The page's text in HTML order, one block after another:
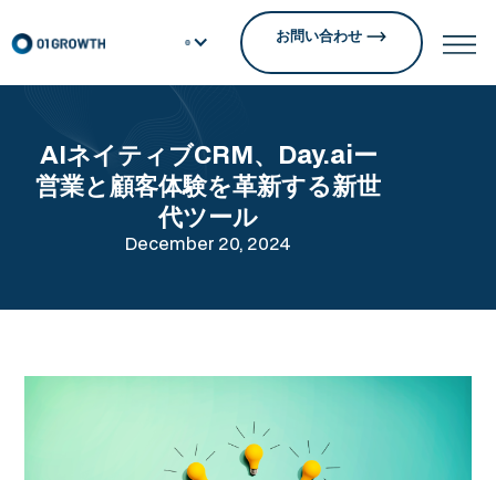
お問い合わせ
AIネイティブCRM、Day.aiー
営業と顧客体験を革新する新世
代ツール
December 20, 2024